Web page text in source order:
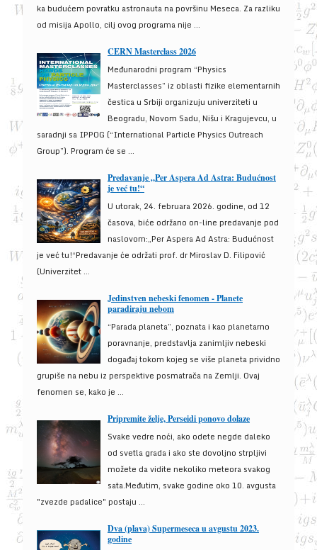
ka budućem povratku astronauta na površinu Meseca. Za razliku
od misija Apollo, cilj ovog programa nije ...
CERN Masterclass 2026
Međunarodni program “Physics
Masterclasses” iz oblasti fizike elementarnih
čestica u Srbiji organizuju univerziteti u
Beogradu, Novom Sadu, Nišu i Kragujevcu, u
saradnji sa IPPOG (“International Particle Physics Outreach
Group”). Program će se ...
Predavanje „Per Aspera Ad Astra: Budućnost
je već tu!“
U utorak, 24. februara 2026. godine, od 12
časova, biće održano on-line predavanje pod
naslovom:„Per Aspera Ad Astra: Budućnost
je već tu!“Predavanje će održati prof. dr Miroslav D. Filipović
(Univerzitet ...
Jedinstven nebeski fenomen - Planete
paradiraju nebom
“Parada planeta”, poznata i kao planetarno
poravnanje, predstavlja zanimljiv nebeski
događaj tokom kojeg se više planeta prividno
grupiše na nebu iz perspektive posmatrača na Zemlji. Ovaj
fenomen se, kako je ...
Pripremite želje, Perseidi ponovo dolaze
Svake vedre noći, ako odete negde daleko
od svetla grada i ako ste dovoljno strpljivi
možete da vidite nekoliko meteora svakog
sata.Međutim, svake godine oko 10. avgusta
"zvezde padalice" postaju ...
Dva (plava) Supermeseca u avgustu 2023.
godine